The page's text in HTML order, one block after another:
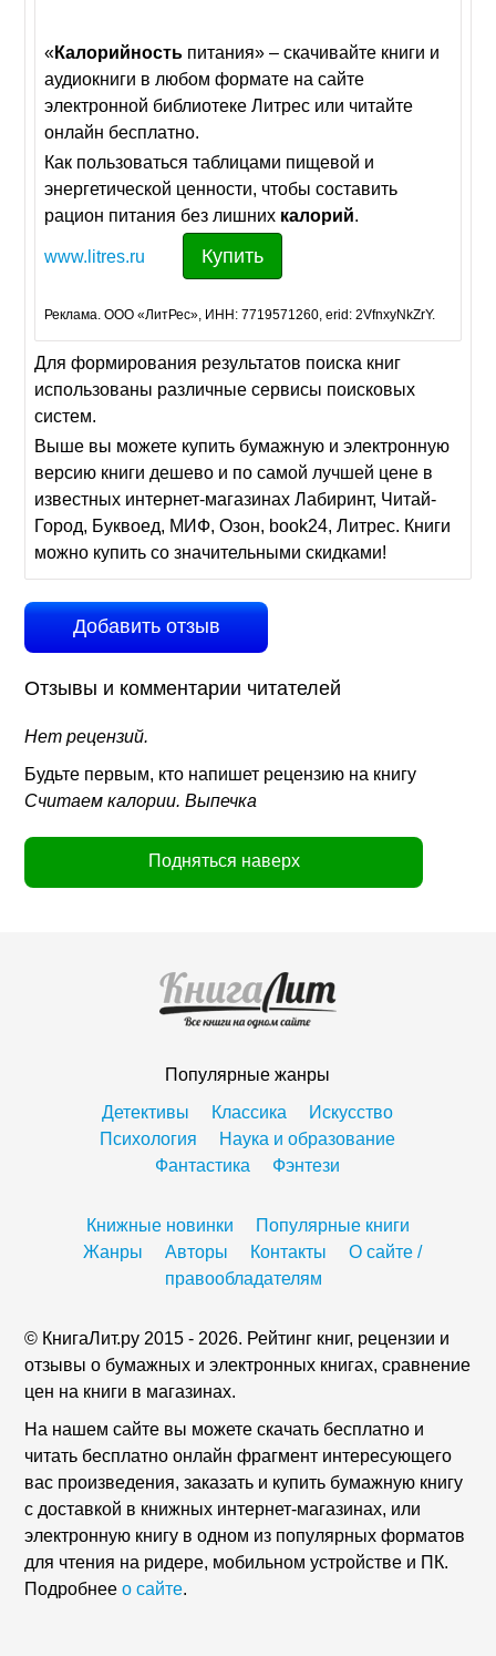
«Калорийность питания» – скачивайте книги и
аудиокниги в любом формате на сайте
электронной библиотеке Литрес или читайте
онлайн бесплатно.
Как пользоваться таблицами пищевой и
энергетической ценности, чтобы составить
рацион питания без лишних калорий.
www.litres.ru Купить
Реклама. ООО «ЛитРес», ИНН: 7719571260, erid: 2VfnxyNkZrY.
Для формирования результатов поиска книг
использованы различные сервисы поисковых
систем.
Выше вы можете купить бумажную и электронную
версию книги дешево и по самой лучшей цене в
известных интернет-магазинах Лабиринт, Читай-
Город, Буквоед, МИФ, Озон, book24, Литрес. Книги
можно купить со значительными скидками!
Добавить отзыв
Отзывы и комментарии читателей
Нет рецензий.
Будьте первым, кто напишет рецензию на книгу
Считаем калории. Выпечка
Подняться наверх
Популярные жанры
Детективы
Классика
Искусство
Психология
Наука и образование
Фантастика
Фэнтези
Книжные новинки
Популярные книги
Жанры
Авторы Контакты
О сайте /
правообладателям
© КнигаЛит.ру 2015 - 2026. Рейтинг книг, рецензии и
отзывы о бумажных и электронных книгах, сравнение
цен на книги в магазинах.
На нашем сайте вы можете скачать бесплатно и
читать бесплатно онлайн фрагмент интересующего
вас произведения, заказать и купить бумажную книгу
с доставкой в книжных интернет-магазинах, или
электронную книгу в одном из популярных форматов
для чтения на ридере, мобильном устройстве и ПК.
Подробнеео сайте.